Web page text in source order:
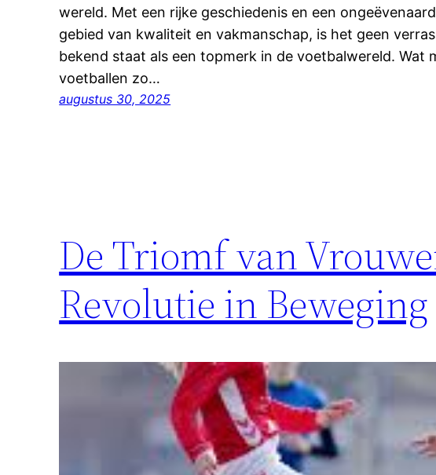
wereld. Met een rijke geschiedenis en een
gebied van kwaliteit en vakmanschap, is het geen
bekend staat als een topmerk in de voetbalwereld. Wat
voetballen zo…
augustus 30, 2025
De Triomf van
Revolutie in Beweging